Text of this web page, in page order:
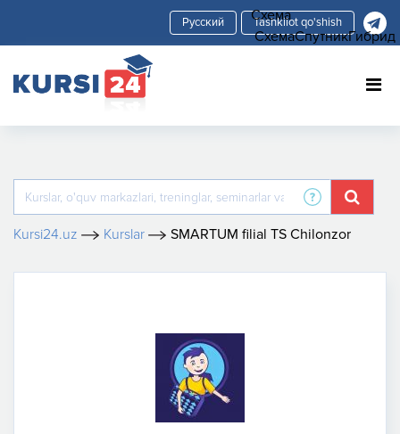
Tashkilot qo'shish
Kursi24.uz Kurslar SMARTUM filial TS Chilonzor
Схема
СхемаСпутникГибрид